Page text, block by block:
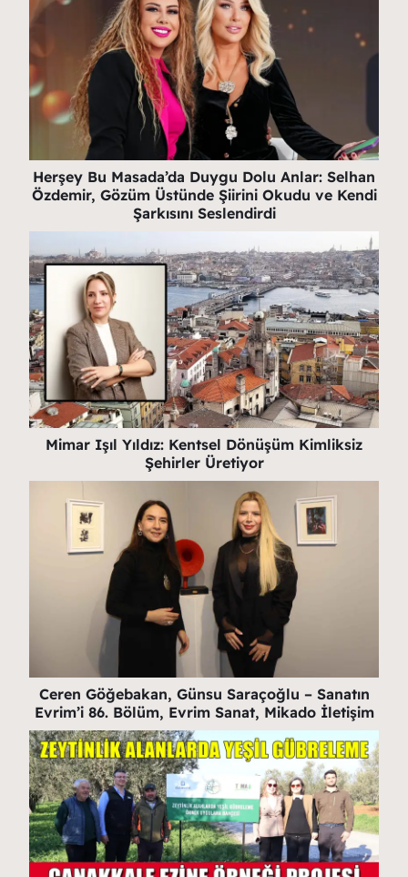
Herşey Bu Masada’da Duygu Dolu Anlar: Selhan
Özdemir, Gözüm Üstünde Şiirini Okudu ve Kendi
Şarkısını Seslendirdi
Mimar Işıl Yıldız: Kentsel Dönüşüm Kimliksiz
Şehirler Üretiyor
Ceren Göğebakan, Günsu Saraçoğlu – Sanatın
Evrim’i 86. Bölüm, Evrim Sanat, Mikado İletişim